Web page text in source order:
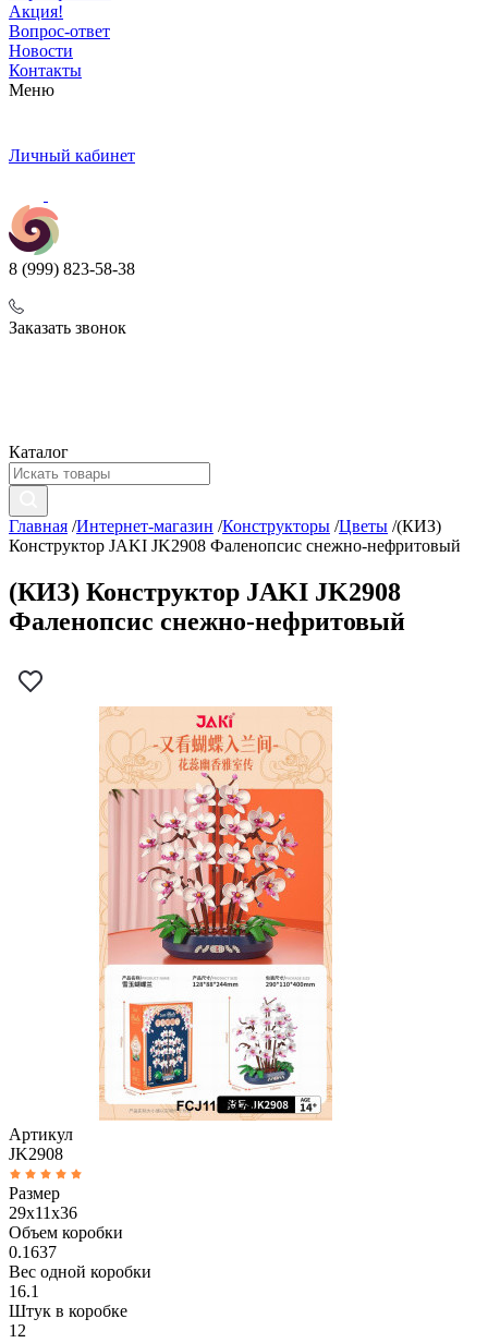
Акция!
Вопрос-ответ
Новости
Контакты
Меню
Личный кабинет
8 (999) 823-58-38
Заказать звонок
Каталог
Главная /Интернет-магазин /Конструкторы /Цветы /(КИЗ)
Конструктор JAKI JK2908 Фаленопсис снежно-нефритовый
(КИЗ) Конструктор JAKI JK2908
Фаленопсис снежно-нефритовый
Артикул
JK2908
Размер
29x11x36
Объем коробки
0.1637
Вес одной коробки
16.1
Штук в коробке
12